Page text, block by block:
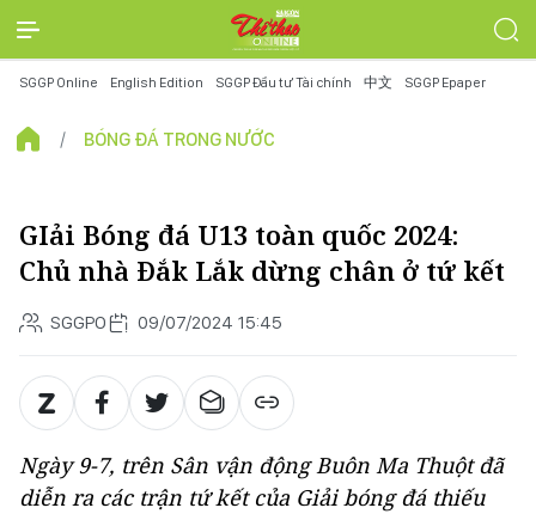
SGGP Online English Edition SGGP Đầu tư Tài chính 中文 SGGP Epaper
BÓNG ĐÁ TRONG NƯỚC
GIải Bóng đá U13 toàn quốc 2024:
Chủ nhà Đắk Lắk dừng chân ở tứ kết
SGGPO 09/07/2024 15:45
Ngày 9-7, trên Sân vận động Buôn Ma Thuột đã
diễn ra các trận tứ kết của Giải bóng đá thiếu